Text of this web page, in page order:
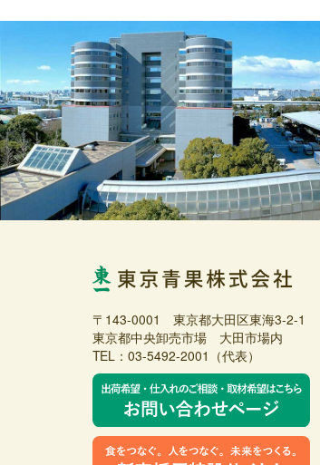
〒143-0001 東京都大田区東海3-2-1
東京都中央卸売市場 大田市場内
TEL：03-5492-2001（代表）